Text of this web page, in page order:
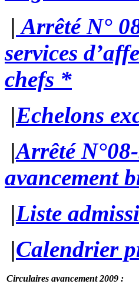
| Arrêté N°
services
chefs *
|Echelons
|Arrêté
avancement
|Liste
|Calendrier
Circulaires avancement 2009 :